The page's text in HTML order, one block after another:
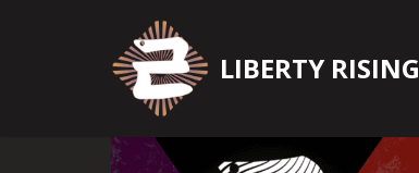
LIBERTY RISING